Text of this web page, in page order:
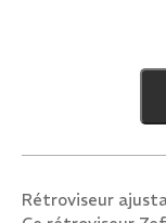
Rétroviseur